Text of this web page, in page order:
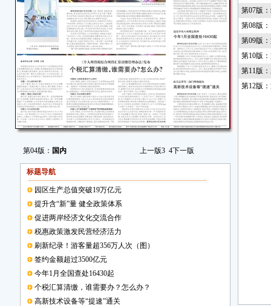
第04版： 国内 上一版3 4下一版
标题导航
园区生产总值突破19万亿元
提升含“新”量 健全政策体系
促进两岸经济文化交流合作
税惠政策激发民营经济活力
刷新纪录！游客量超356万人次（图）
签约金额超过3500亿元
今年1月全国查处16430起
个税汇算清缴，谁需要办？怎么办？
高新技术设备等“提速”通关
第07版
第08版
第09版
第10版
第11版
第12版